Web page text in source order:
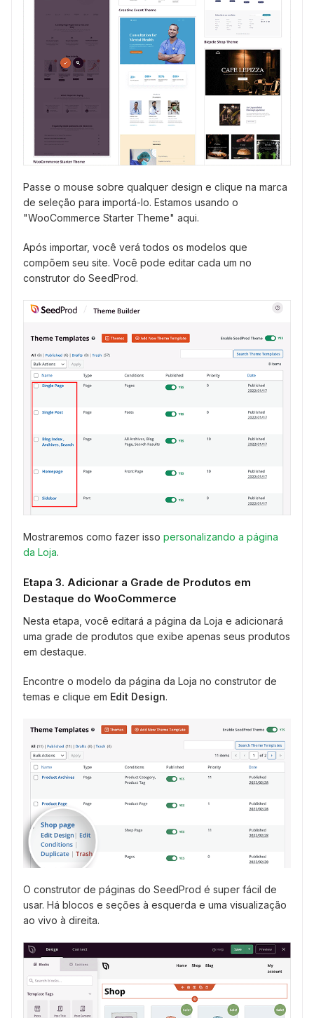
Passe o mouse sobre qualquer design e clique na marca
de seleção para importá-lo. Estamos usando o
"WooCommerce Starter Theme" aqui.
Após importar, você verá todos os modelos que
compõem seu site. Você pode editar cada um no
construtor do SeedProd.
Mostraremos como fazer isso personalizando a página
da Loja.
Etapa 3. Adicionar a Grade de Produtos em
Destaque do WooCommerce
Nesta etapa, você editará a página da Loja e adicionará
uma grade de produtos que exibe apenas seus produtos
em destaque.
Encontre o modelo da página da Loja no construtor de
temas e clique em Edit Design.
O construtor de páginas do SeedProd é super fácil de
usar. Há blocos e seções à esquerda e uma visualização
ao vivo à direita.